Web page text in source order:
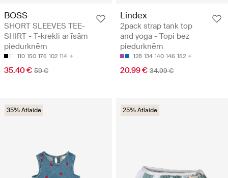
BOSS
SHORT SLEEVES TEE-
SHIRT - T-krekli ar īsām
piedurknēm
110 150 176 102 114
35.40 € 59 €
Lindex
2pack strap tank top
and yoga - Topi bez
piedurknēm
128 134 140 146 152
20.99 € 34.99 €
35% Atlaide 25% Atlaide